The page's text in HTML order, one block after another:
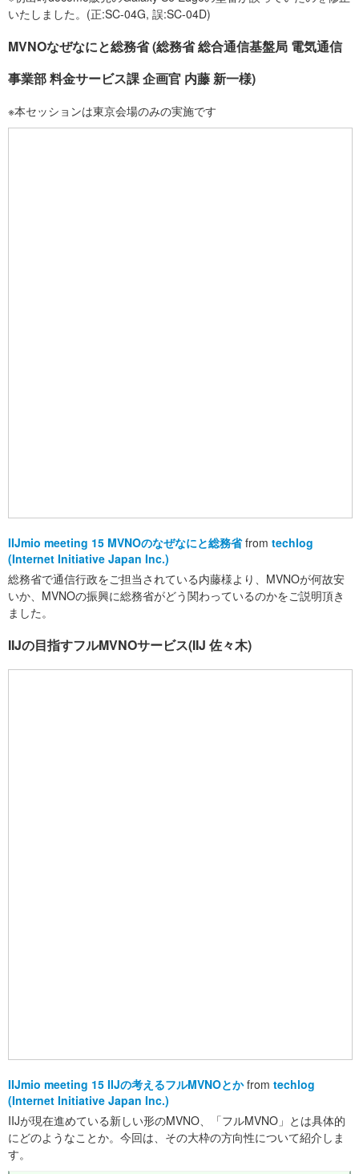
いたしました。(正:SC-04G, 誤:SC-04D)
MVNOなぜなにと総務省 (総務省 総合通信基盤局 電気通信
事業部 料金サービス課 企画官 内藤 新一様)
※本セッションは東京会場のみの実施です
IIJmio meeting 15 MVNOのなぜなにと総務省 from techlog
(Internet Initiative Japan Inc.)
総務省で通信行政をご担当されている内藤様より、MVNOが何故安
いか、MVNOの振興に総務省がどう関わっているのかをご説明頂き
ました。
IIJの目指すフルMVNOサービス(IIJ 佐々木)
IIJmio meeting 15 IIJの考えるフルMVNOとか from techlog
(Internet Initiative Japan Inc.)
IIJが現在進めている新しい形のMVNO、「フルMVNO」とは具体的
にどのようなことか。今回は、その大枠の方向性について紹介しま
す。